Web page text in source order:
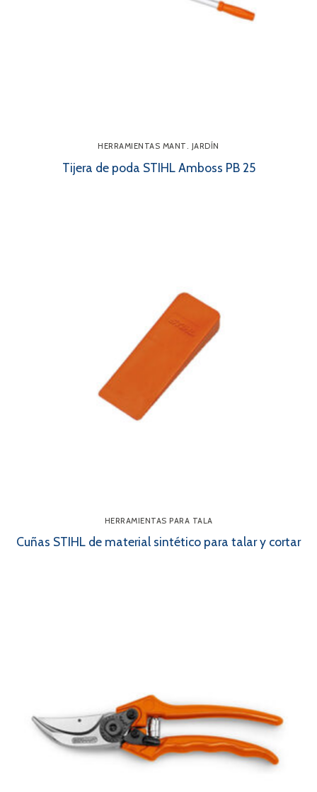
HERRAMIENTAS MANT. JARDÍN
Tijera de poda STIHL Amboss PB 25
HERRAMIENTAS PARA TALA
Cuñas STIHL de material sintético para talar y cortar